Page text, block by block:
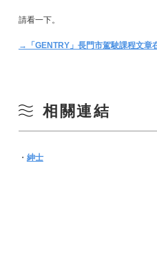
請看一下。
→「GENTRY」長門市駕駛課程文章
相關連結
・ 紳士